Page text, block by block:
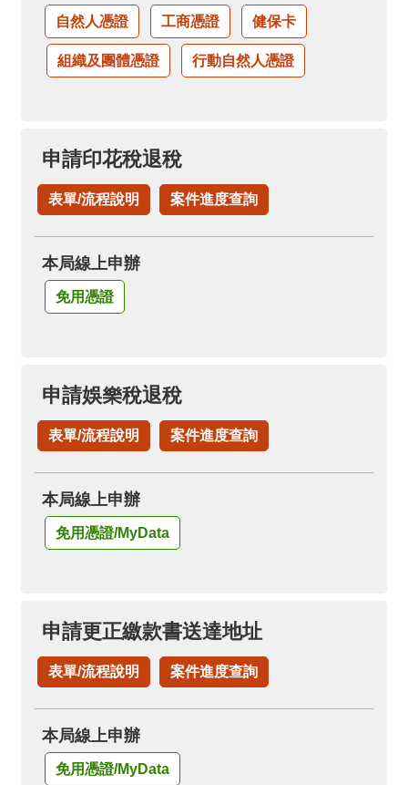
自然人憑證 工商憑證 健保卡
組織及團體憑證 行動自然人憑證
申請印花稅退稅
表單/流程說明 案件進度查詢
本局線上申辦
免用憑證
申請娛樂稅退稅
表單/流程說明 案件進度查詢
本局線上申辦
免用憑證/MyData
申請更正繳款書送達地址
表單/流程說明 案件進度查詢
本局線上申辦
免用憑證/MyData